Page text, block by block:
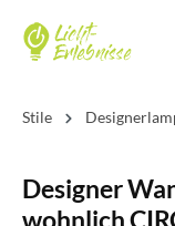
Stile
Designer
wohnlich